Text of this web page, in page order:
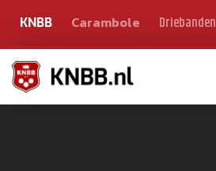
KNBB Carambole Driebanden